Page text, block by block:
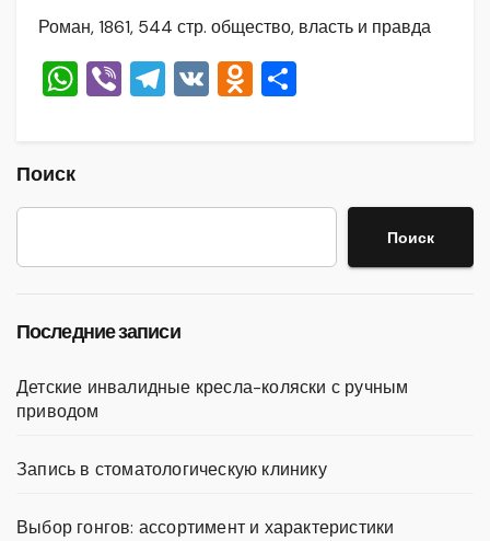
Роман, 1861, 544 стр. общество, власть и правда
W
A
p
Vi T
a
m
V O
kl
a
в
и
Поиск
Поиск
Последние записи
Детские инвалидные кресла-коляски с ручным
приводом
Запись в стоматологическую клинику
Выбор гонгов: ассортимент и характеристики